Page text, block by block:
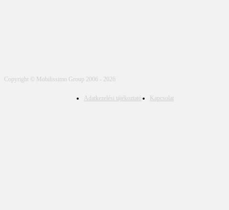
Copyright © Mobilissimo Group 2006 - 2026
Adatkezelési tájékoztató Kapcsolat